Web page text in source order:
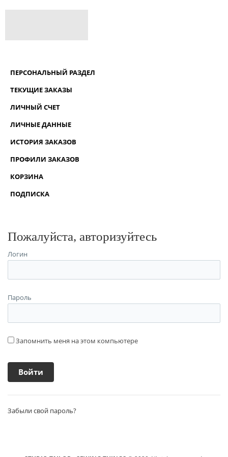
ПЕРСОНАЛЬНЫЙ РАЗДЕЛ
ТЕКУЩИЕ ЗАКАЗЫ
ЛИЧНЫЙ СЧЕТ
ЛИЧНЫЕ ДАННЫЕ
ИСТОРИЯ ЗАКАЗОВ
ПРОФИЛИ ЗАКАЗОВ
КОРЗИНА
ПОДПИСКА
Пожалуйста, авторизуйтесь
Логин
Пароль
Запомнить меня на этом компьютере
Забыли свой пароль?